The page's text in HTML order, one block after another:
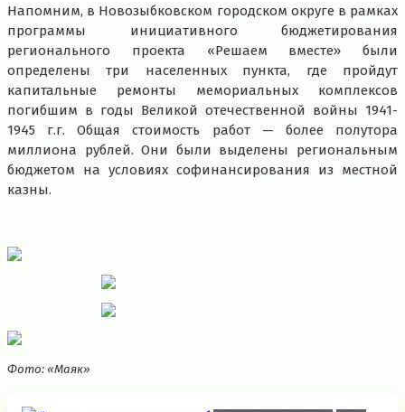
Напомним, в Новозыбковском городском округе в рамках
программы инициативного бюджетирования
регионального проекта «Решаем вместе» были
определены три населенных пункта, где пройдут
капитальные ремонты мемориальных комплексов
погибшим в годы Великой отечественной войны 1941-
1945 г.г. Общая стоимость работ — более полутора
миллиона рублей. Они были выделены региональным
бюджетом на условиях софинансирования из местной
казны.
Фото: «Маяк»